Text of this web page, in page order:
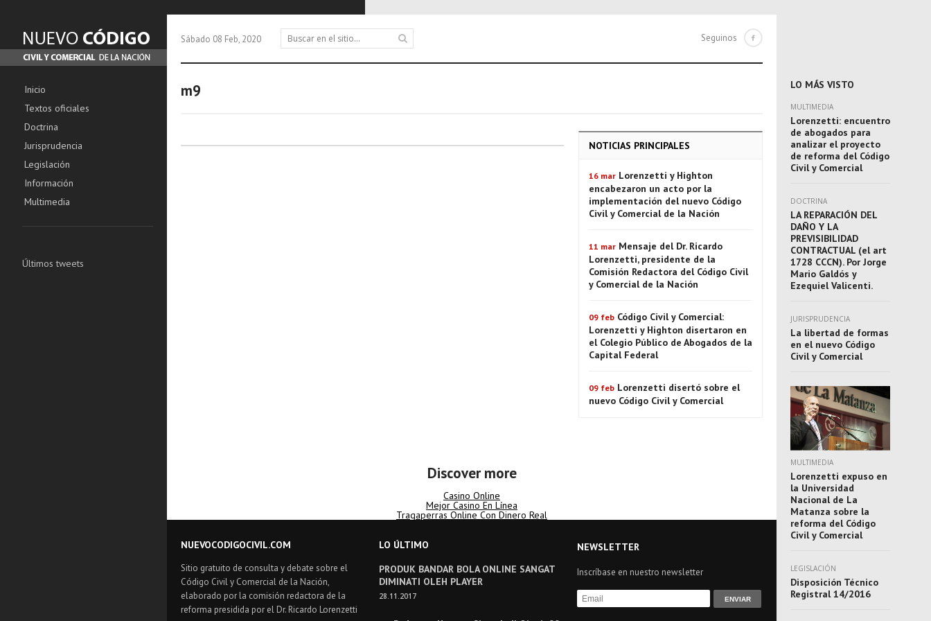
Inicio
Textos oficiales
Doctrina
Jurisprudencia
Legislación
Información
Multimedia
Últimos tweets
Sábado 08 Feb, 2020 Seguinos
m9
NOTICIAS PRINCIPALES
16 mar Lorenzetti y Highton
encabezaron un acto por la
implementación del nuevo Código
Civil y Comercial de la Nación
11 mar Mensaje del Dr. Ricardo
Lorenzetti, presidente de la
Comisión Redactora del Código Civil
y Comercial de la Nación
09 feb Código Civil y Comercial:
Lorenzetti y Highton disertaron en
el Colegio Público de Abogados de la
Capital Federal
09 feb Lorenzetti disertó sobre el
nuevo Código Civil y Comercial
Discover more
Casino Online
Mejor Casino En Línea
Tragaperras Online Con Dinero Real
NUEVOCODIGOCIVIL.COM
Sitio gratuito de consulta y debate sobre el
Código Civil y Comercial de la Nación,
elaborado por la comisión redactora de la
reforma presidida por el Dr. Ricardo Lorenzetti
LO ÚLTIMO
PRODUK BANDAR BOLA ONLINE SANGAT
DIMINATI OLEH PLAYER
28.11.2017
NEWSLETTER
Inscríbase en nuestro newsletter
LO MÁS VISTO
MULTIMEDIA
Lorenzetti: encuentro
de abogados para
analizar el proyecto
de reforma del Código
Civil y Comercial
DOCTRINA
LA REPARACIÓN DEL
DAÑO Y LA
PREVISIBILIDAD
CONTRACTUAL (el art
1728 CCCN). Por Jorge
Mario Galdós y
Ezequiel Valicenti.
JURISPRUDENCIA
La libertad de formas
en el nuevo Código
Civil y Comercial
MULTIMEDIA
Lorenzetti expuso en
la Universidad
Nacional de La
Matanza sobre la
reforma del Código
Civil y Comercial
LEGISLACIÓN
Disposición Técnico
Registral 14/2016